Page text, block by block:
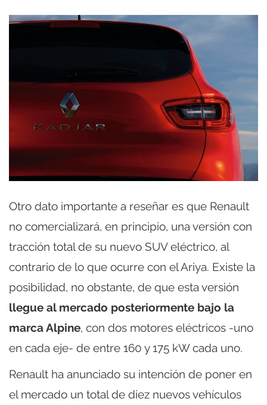
Otro dato importante a reseñar es que Renault
no comercializará, en principio, una versión con
tracción total de su nuevo SUV eléctrico, al
contrario de lo que ocurre con el Ariya. Existe la
posibilidad, no obstante, de que esta versión
llegue al mercado posteriormente bajo la
marca Alpine, con dos motores eléctricos -uno
en cada eje- de entre 160 y 175 kW cada uno.
Renault ha anunciado su intención de poner en
el mercado un total de diez nuevos vehículos